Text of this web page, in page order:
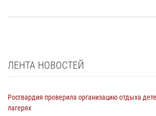
ЛЕНТА НОВОСТЕЙ
Росгвардия проверила организацию отдыха
лагерях